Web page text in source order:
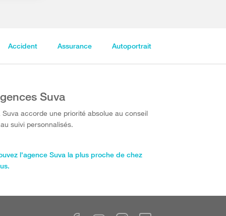
Accident Assurance Autoportrait
Suva
Suva accorde une priorité absolue au conseil
suivi personnalisés.
l'agence Suva la plus proche de chez